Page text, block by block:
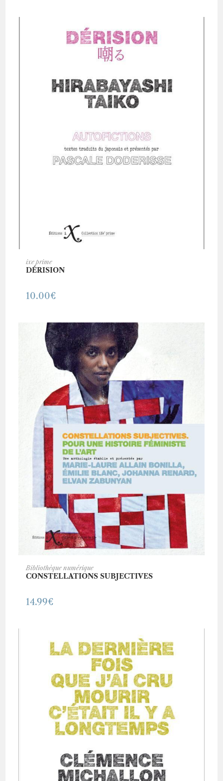
ixe prime
DÉRISION
10.00€
ACHETER CE LIVRE
Bibliothèque numérique
CONSTELLATIONS SUBJECTIVES
14.99€